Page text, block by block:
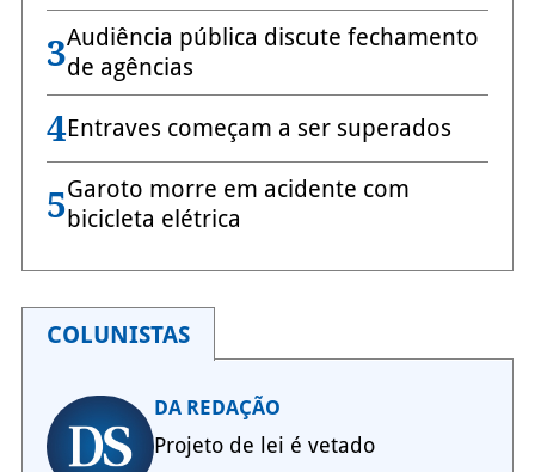
3Audiência pública discute fechamento
de agências
4Entraves começam a ser superados
5Garoto morre em acidente com
bicicleta elétrica
COLUNISTAS
DA REDAÇÃO
Projeto de lei é vetado